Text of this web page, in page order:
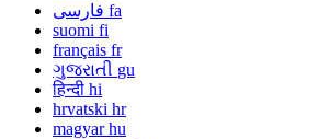
فارسی fa
suomi fi
français fr
ગુજરાતી gu
हिन्दी hi
hrvatski hr
magyar hu